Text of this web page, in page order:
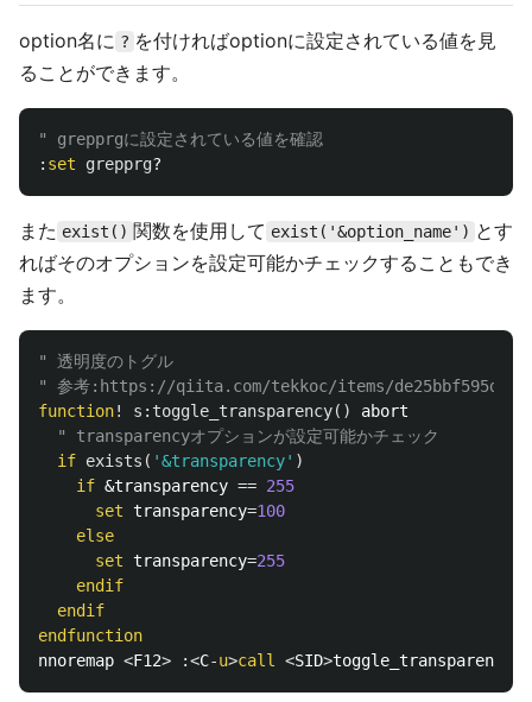
option名に ? を付ければoptionに設定されている値を見
ることができます。
" grepprgに設定されている値を確認
: set grepprg
また exist() 関数を使用して exist('&option_name') とす
ればそのオプションを設定可能かチェックすることもでき
ます。
" 透明度のトグル
" 参考:https://qiita.com/tekkoc/items/
function! s:toggle_transparency()
abort
" transparencyオプションが設定可能かチェック
if exists ( '&transparency' )
if &transparency == 255
set transparency=100
else
set transparency=255
endif
endif
endfunction
nnoremap <F12> :<C-u>call <SID>toggle_transparency